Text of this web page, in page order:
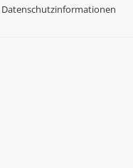
Datenschutzinformationen